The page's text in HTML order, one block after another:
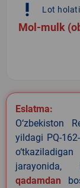
priority_high Lot
Mol-mulk
Eslatma:
O‘zbekiston
yildagi PQ-
jarayonida,
qadamdan